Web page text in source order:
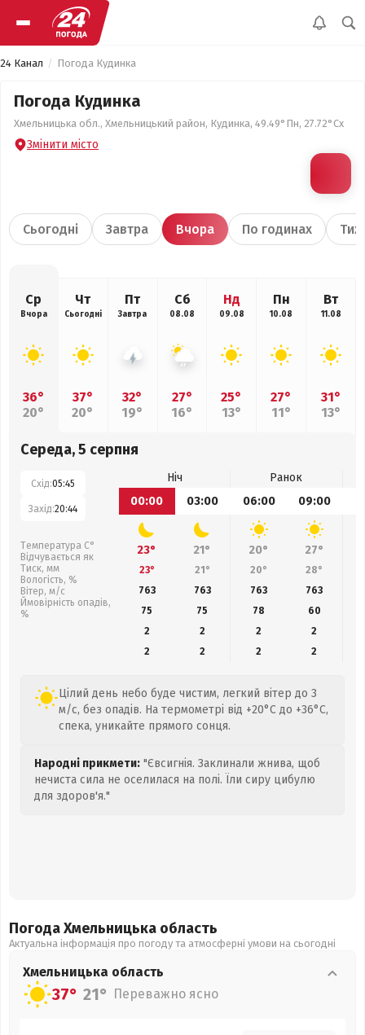
24 Канал Погода Кудинка
Погода Кудинка
Хмельницька обл., Хмельницький район, Кудинка, 49.49°Пн, 27.72°Сх
Змінити місто
Сьогодні Завтра Вчора По годинах
Ср
Вчора
36°
20°
Чт
Сьогодні
37°
20°
Пт
Завтра
32°
19°
Сб
08.08
27°
16°
Нд
09.08
25°
13°
Пн
10.08
27°
11°
Вт
11.08
31°
13°
Середа, 5 серпня
Схід:05:45
Захід:20:44
Температура С°
Відчувається як
Тиск, мм
Вологість, %
Вітер, м/с
Ймовірність опадів,
%
Ніч
Ранок
00:00
03:00 06:00 09:00
23° 21° 20° 27°
23° 21° 20° 28°
763
763 763 763
75
75 78 60
2
2 2
2
2
2 2 2
Цілий день небо буде чистим, легкий вітер до 3
м/с, без опадів. На термометрі від +20°C до +36°C,
спека, уникайте прямого сонця.
Народні прикмети: "Євсигнія. Заклинали жнива, щоб
нечиста сила не оселилася на полі. Їли сиру цибулю
для здоров'я."
Погода Хмельницька область
Актуальна інформація про погоду та атмосферні умови на сьогодні
Хмельницька область
37° 21° Переважно ясно